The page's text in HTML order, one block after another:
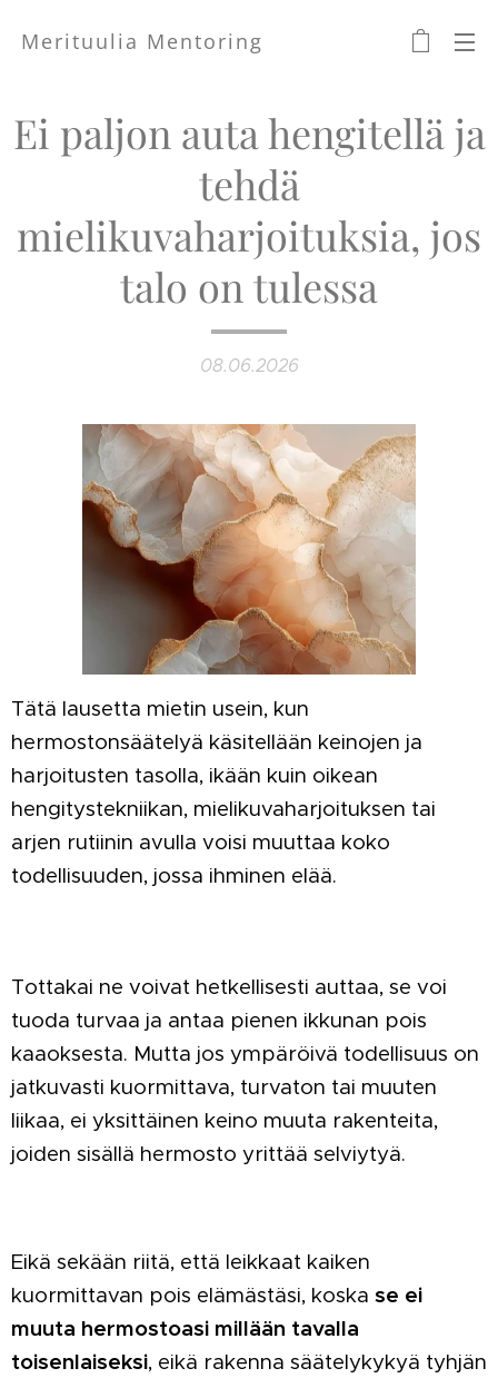
Merituulia Mentoring
Ei paljon auta hengitellä ja
tehdä
mielikuvaharjoituksia, jos
talo on tulessa
08.06.2026
Tätä lausetta mietin usein, kun
hermostonsäätelyä käsitellään keinojen ja
harjoitusten tasolla, ikään kuin oikean
hengitystekniikan, mielikuvaharjoituksen tai
arjen rutiinin avulla voisi muuttaa koko
todellisuuden, jossa ihminen elää.
Tottakai ne voivat hetkellisesti auttaa, se voi
tuoda turvaa ja antaa pienen ikkunan pois
kaaoksesta. Mutta jos ympäröivä todellisuus on
jatkuvasti kuormittava, turvaton tai muuten
liikaa, ei yksittäinen keino muuta rakenteita,
joiden sisällä hermosto yrittää selviytyä.
Eikä sekään riitä, että leikkaat kaiken
kuormittavan pois elämästäsi, koska se ei
muuta hermostoasi millään tavalla
toisenlaiseksi, eikä rakenna säätelykykyä tyhjän